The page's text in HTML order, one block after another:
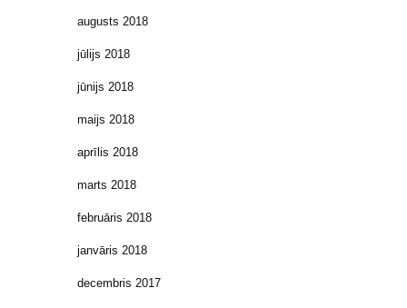
augusts 2018
jūlijs 2018
jūnijs 2018
maijs 2018
aprīlis 2018
marts 2018
februāris 2018
janvāris 2018
decembris 2017